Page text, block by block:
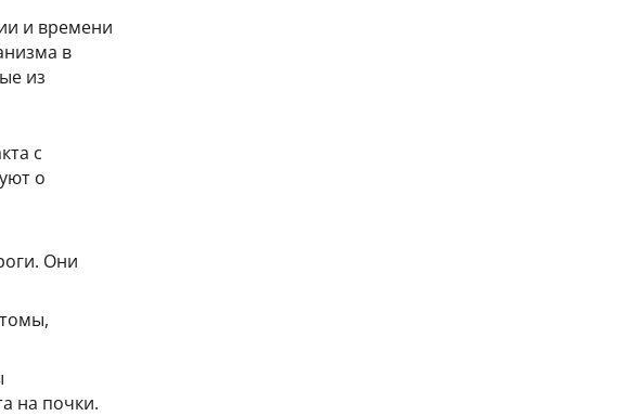
и времени
в
из
с
о
Они
на почки.